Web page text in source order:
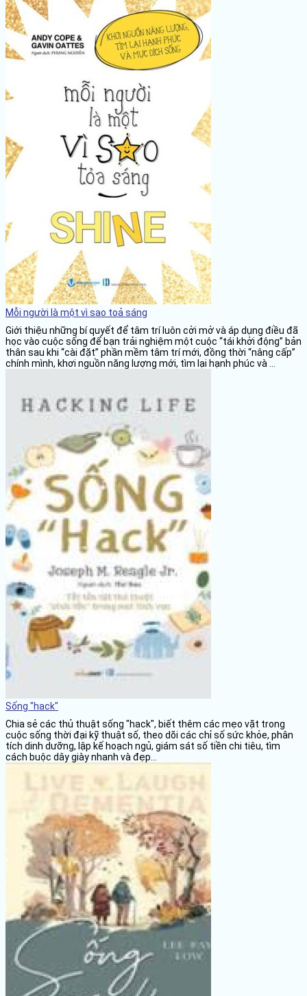
Mỗi người là một vì sao toả sáng
Giới thiệu những bí quyết để tâm trí luôn cởi mở và áp dụng điều đã
học vào cuộc sống để bạn trải nghiệm một cuộc “tái khởi động” bản
thân sau khi “cài đặt” phần mềm tâm trí mới, đồng thời “nâng cấp”
chính mình, khơi nguồn năng lượng mới, tìm lại hạnh phúc và ...
Sống "hack"
Chia sẻ các thủ thuật sống "hack", biết thêm các mẹo vặt trong
cuộc sống thời đại kỹ thuật số, theo dõi các chỉ số sức khỏe, phân
tích dinh dưỡng, lập kế hoạch ngủ, giám sát số tiền chi tiêu, tìm
cách buộc dây giày nhanh và đẹp...